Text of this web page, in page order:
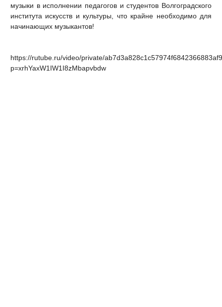
музыки в исполнении педагогов и студентов Волгоградского
института искусств и культуры, что крайне необходимо для
начинающих музыкантов!
https://rutube.ru/video/private/
p=xrhYaxW1IW1I8zMbapvbdw